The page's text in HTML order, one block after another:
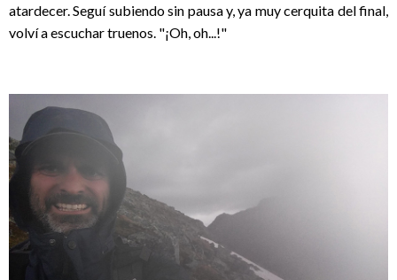
atardecer. Seguí subiendo sin pausa y, ya muy cerquita del final,
volví a escuchar truenos. "¡Oh, oh...!"